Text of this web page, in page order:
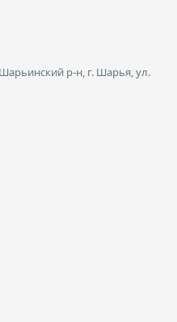
р-н, г. Шарья, ул.